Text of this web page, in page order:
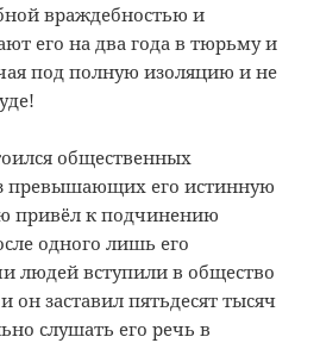
враждебностью и
его на два года в тюрьму и
под полную изоляцию и не
общественных
превышающих его истинную
привёл к подчинению
одного лишь его
людей вступили в общество
он заставил пятьдесят тысяч
слушать его речь в